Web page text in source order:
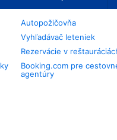
Autopožičovňa
Vyhľadávač leteniek
Rezervácie v
Booking.com pre
agentúry